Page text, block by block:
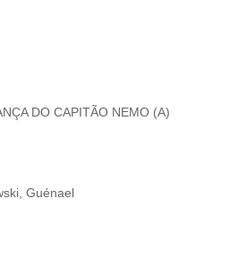
DO CAPITÃO NEMO (A)
Guénael